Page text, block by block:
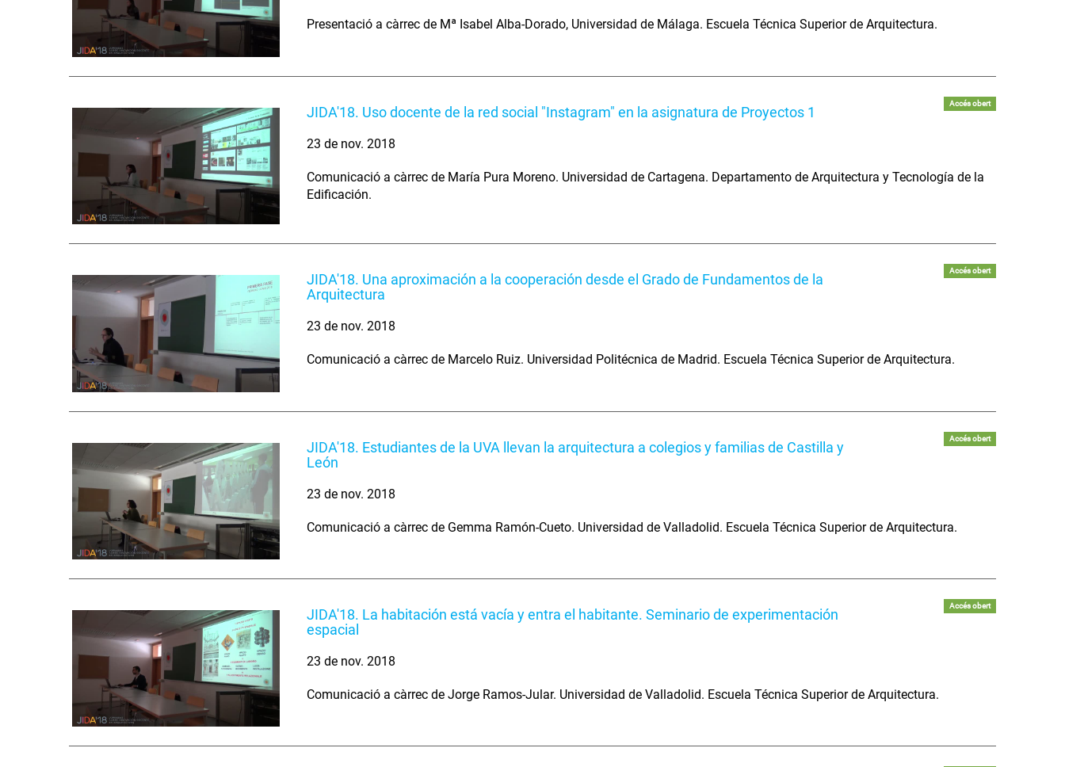
Presentació a càrrec de Mª Isabel Alba-Dorado, Universidad de Málaga. Escuela Técnica Superior de Arquitectura.
JIDA'18. Uso docente de la red social "Instagram" en la asignatura de Proyectos 1
Accés obert
23 de nov. 2018
Comunicació a càrrec de María Pura Moreno. Universidad de Cartagena. Departamento de Arquitectura y Tecnología de la
Edificación.
JIDA'18. Una aproximación a la cooperación desde el Grado de Fundamentos de la
Arquitectura
Accés obert
23 de nov. 2018
Comunicació a càrrec de Marcelo Ruiz. Universidad Politécnica de Madrid. Escuela Técnica Superior de Arquitectura.
JIDA'18. Estudiantes de la UVA llevan la arquitectura a colegios y familias de Castilla y
León
Accés obert
23 de nov. 2018
Comunicació a càrrec de Gemma Ramón-Cueto. Universidad de Valladolid. Escuela Técnica Superior de Arquitectura.
JIDA'18. La habitación está vacía y entra el habitante. Seminario de experimentación
espacial
Accés obert
23 de nov. 2018
Comunicació a càrrec de Jorge Ramos-Jular. Universidad de Valladolid. Escuela Técnica Superior de Arquitectura.